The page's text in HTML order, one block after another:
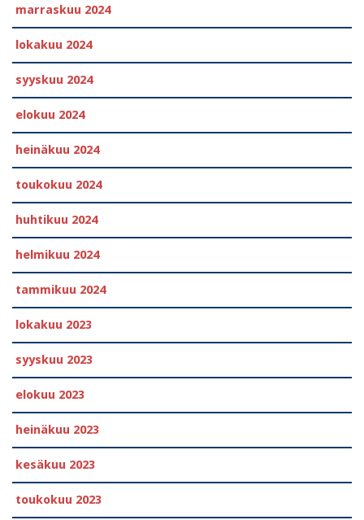
marraskuu 2024
lokakuu 2024
syyskuu 2024
elokuu 2024
heinäkuu 2024
toukokuu 2024
huhtikuu 2024
helmikuu 2024
tammikuu 2024
lokakuu 2023
syyskuu 2023
elokuu 2023
heinäkuu 2023
kesäkuu 2023
toukokuu 2023